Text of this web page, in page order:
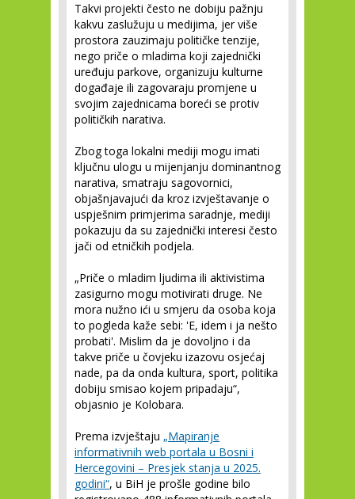
Takvi projekti često ne dobiju pažnju
kakvu zaslužuju u medijima, jer više
prostora zauzimaju političke tenzije,
nego priče o mladima koji zajednički
uređuju parkove, organizuju kulturne
događaje ili zagovaraju promjene u
svojim zajednicama boreći se protiv
političkih narativa.
Zbog toga lokalni mediji mogu imati
ključnu ulogu u mijenjanju dominantnog
narativa, smatraju sagovornici,
objašnjavajući da kroz izvještavanje o
uspješnim primjerima saradnje, mediji
pokazuju da su zajednički interesi često
jači od etničkih podjela.
„Priče o mladim ljudima ili aktivistima
zasigurno mogu motivirati druge. Ne
mora nužno ići u smjeru da osoba koja
to pogleda kaže sebi: 'E, idem i ja nešto
probati'. Mislim da je dovoljno i da
takve priče u čovjeku izazovu osjećaj
nade, pa da onda kultura, sport, politika
dobiju smisao kojem pripadaju“,
objasnio je Kolobara.
Prema izvještaju „Mapiranje
informativnih web portala u Bosni i
Hercegovini – Presjek stanja u 2025.
godini“, u BiH je prošle godine bilo